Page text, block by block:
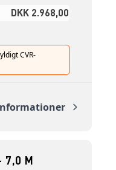
DKK 2.968,00
CVR-
7,0 M